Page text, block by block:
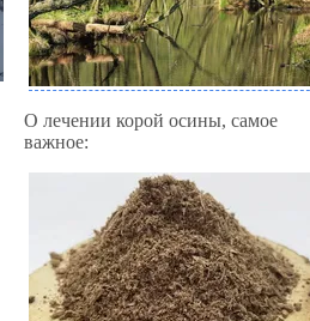
О лечении корой осины, самое
важное: